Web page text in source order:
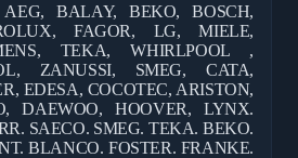
AEG, BALAY, BEKO, BOSCH,
FAGOR, LG, MIELE,
TEKA, WHIRLPOOL ,
ZANUSSI, SMEG, CATA,
EDESA, COCOTEC, ARISTON,
DAEWOO, HOOVER, LYNX.
SAECO. SMEG. TEKA. BEKO.
BLANCO. FOSTER. FRANKE.